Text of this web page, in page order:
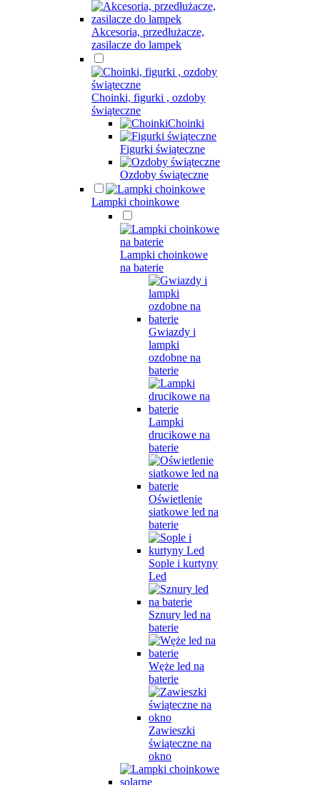
Akcesoria, przedłużacze,
zasilacze do lampek
Choinki, figurki , ozdoby
świąteczne
Choinki
Figurki świąteczne
Ozdoby świąteczne
Lampki choinkowe
Lampki choinkowe
na baterie
Gwiazdy i
lampki
ozdobne na
baterie
Lampki
drucikowe na
baterie
Oświetlenie
siatkowe led na
baterie
Sople i kurtyny
Led
Sznury led na
baterie
Węże led na
baterie
Zawieszki
świąteczne na
okno